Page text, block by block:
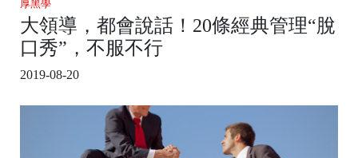
厚黑學
大領導，都會說話！20條經典管理“脫
口秀”，不服不行
2019-08-20